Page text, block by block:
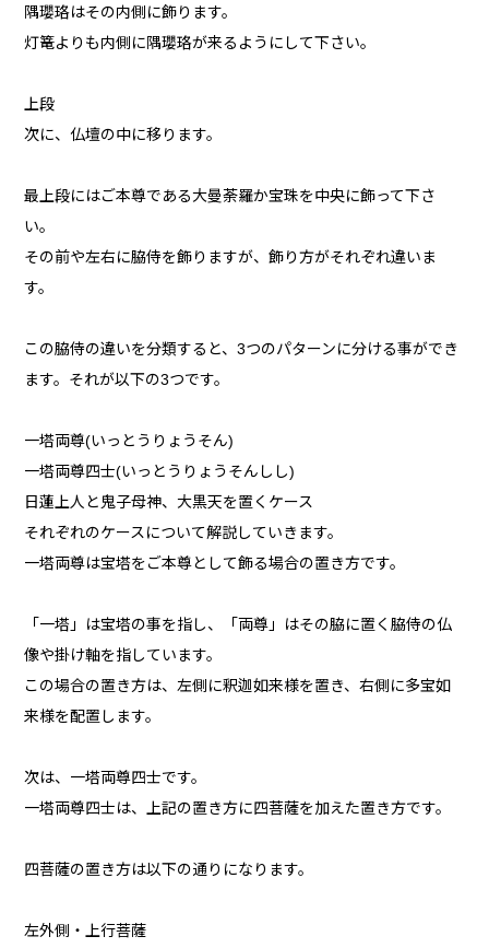
隅瓔珞はその内側に飾ります。
灯篭よりも内側に隅瓔珞が来るようにして下さい。
上段
次に、仏壇の中に移ります。
最上段にはご本尊である大曼荼羅か宝珠を中央に飾って下さ
い。
その前や左右に脇侍を飾りますが、飾り方がそれぞれ違いま
す。
この脇侍の違いを分類すると、3つのパターンに分ける事ができ
ます。それが以下の3つです。
一塔両尊(いっとうりょうそん)
一塔両尊四士(いっとうりょうそんしし)
日蓮上人と鬼子母神、大黒天を置くケース
それぞれのケースについて解説していきます。
一塔両尊は宝塔をご本尊として飾る場合の置き方です。
「一塔」は宝塔の事を指し、「両尊」はその脇に置く脇侍の仏
像や掛け軸を指しています。
この場合の置き方は、左側に釈迦如来様を置き、右側に多宝如
来様を配置します。
次は、一塔両尊四士です。
一塔両尊四士は、上記の置き方に四菩薩を加えた置き方です。
四菩薩の置き方は以下の通りになります。
左外側・上行菩薩